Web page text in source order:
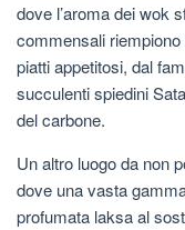
dove l’aroma dei wok
commensali riempiono
piatti appetitosi, dal
succulenti spiedini
del carbone.
Un altro luogo da non
dove una vasta
profumata laksa al